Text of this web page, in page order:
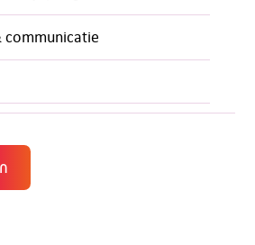
communicatie